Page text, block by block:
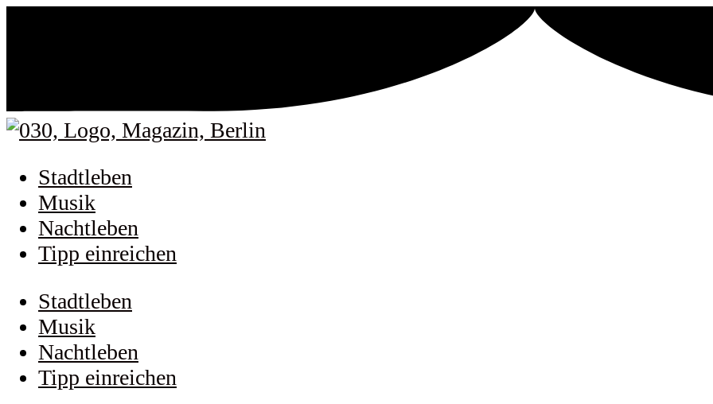
Stadtleben
Musik
Nachtleben
Tipp einreichen
Stadtleben
Musik
Nachtleben
Tipp einreichen